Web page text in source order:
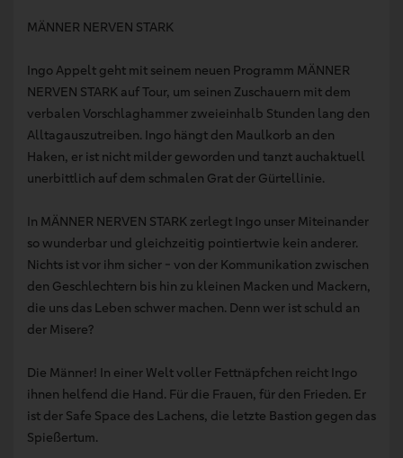
MÄNNER NERVEN STARK
Ingo Appelt geht mit seinem neuen Programm MÄNNER
NERVEN STARK auf Tour, um seinen Zuschauern mit dem
verbalen Vorschlaghammer zweieinhalb Stunden lang den
Alltagauszutreiben. Ingo hängt den Maulkorb an den
Haken, er ist nicht milder geworden und tanzt auchaktuell
unerbittlich auf dem schmalen Grat der Gürtellinie.
In MÄNNER NERVEN STARK zerlegt Ingo unser Miteinander
so wunderbar und gleichzeitig pointiertwie kein anderer.
Nichts ist vor ihm sicher - von der Kommunikation zwischen
den Geschlechtern bis hin zu kleinen Macken und Mackern,
die uns das Leben schwer machen. Denn wer ist schuld an
der Misere?
Die Männer! In einer Welt voller Fettnäpfchen reicht Ingo
ihnen helfend die Hand. Für die Frauen, für den Frieden. Er
ist der Safe Space des Lachens, die letzte Bastion gegen das
Spießertum.